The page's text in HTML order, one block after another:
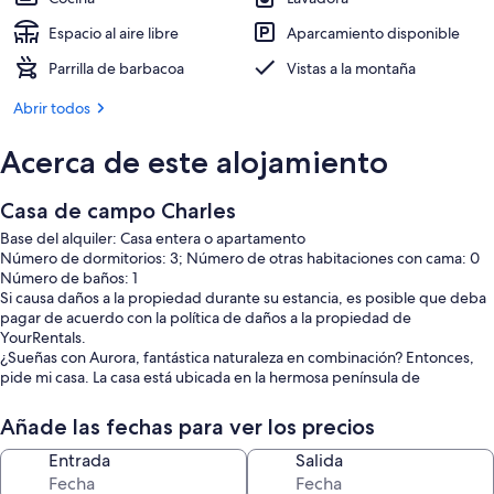
Espacio al aire libre
Aparcamiento disponible
Parrilla de barbacoa
Vistas a la montaña
Abrir todos
Acerca de este alojamiento
Casa de campo Charles
Base del alquiler: Casa entera o apartamento
Número de dormitorios: 3; Número de otras habitaciones con cama: 0
Número de baños: 1
Si causa daños a la propiedad durante su estancia, es posible que deba
pagar de acuerdo con la política de daños a la propiedad de
YourRentals.
¿Sueñas con Aurora, fantástica naturaleza en combinación? Entonces,
pide mi casa. La casa está ubicada en la hermosa península de
aeropuerto de Tromsø. Aquí podrá disfrutar de paz y tranquilidad, pero
aún no muy lejos de las atracciones. Los fantásticos recuerdos de las
auroras boreales y las puestas de sol más hermosas se pueden disfrutar
directamente desde la casa. Si necesita un descanso para su
Añade las fechas para ver los precios
Entrada Salida